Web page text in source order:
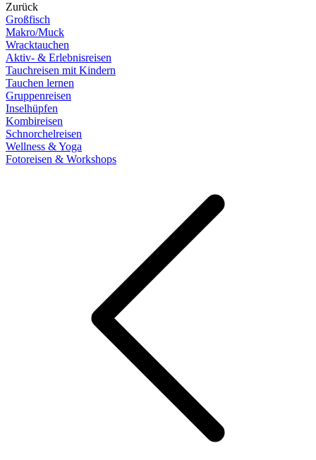
Zurück
Großfisch
Makro/Muck
Wracktauchen
Aktiv- & Erlebnisreisen
Tauchreisen mit Kindern
Tauchen lernen
Gruppenreisen
Inselhüpfen
Kombireisen
Schnorchelreisen
Wellness & Yoga
Fotoreisen & Workshops